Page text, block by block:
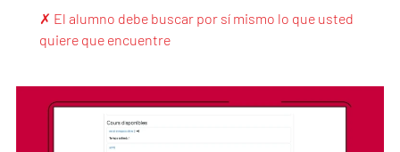
✗ El alumno debe buscar por sí mismo lo que usted
quiere que encuentre